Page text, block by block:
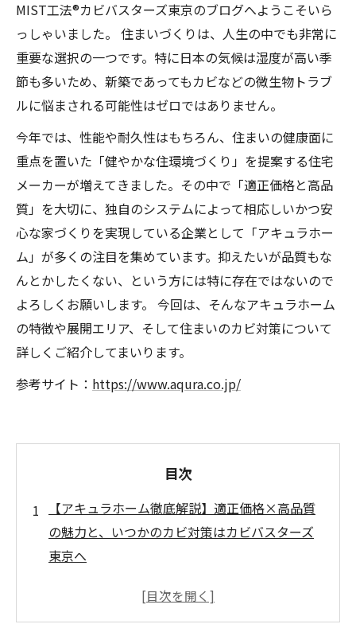
MIST工法®カビバスターズ東京のブログへようこそいら
っしゃいました。 住まいづくりは、人生の中でも非常に
重要な選択の一つです。特に日本の気候は湿度が高い季
節も多いため、新築であってもカビなどの微生物トラブ
ルに悩まされる可能性はゼロではありません。
今年では、性能や耐久性はもちろん、住まいの健康面に
重点を置いた「健やかな住環境づくり」を提案する住宅
メーカーが増えてきました。その中で「適正価格と高品
質」を大切に、独自のシステムによって相応しいかつ安
心な家づくりを実現している企業として「アキュラホー
ム」が多くの注目を集めています。抑えたいが品質もな
んとかしたくない、という方には特に存在ではないので
よろしくお願いします。 今回は、そんなアキュラホーム
の特徴や展開エリア、そして住まいのカビ対策について
詳しくご紹介してまいります。
参考サイト： https://www.aqura.co.jp/
目次
【アキュラホーム徹底解説】適正価格×高品質
の魅力と、いつかのカビ対策はカビバスターズ
東京へ
アキュラホームとは？